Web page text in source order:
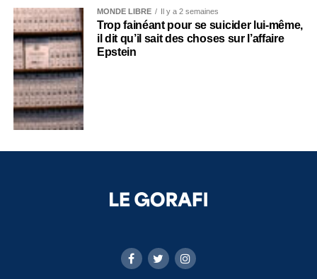
MONDE LIBRE Il y a 2 semaines
Trop fainéant pour se suicider lui-même,
il dit qu’il sait des choses sur l’affaire
Epstein